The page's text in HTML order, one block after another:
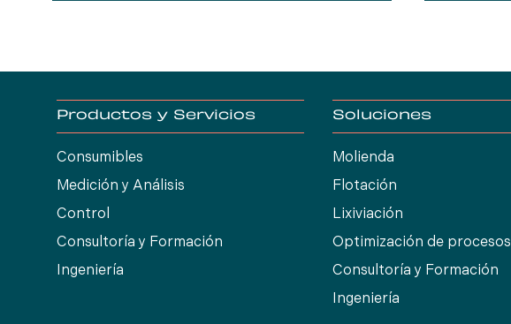
Productos y Servicios
Consumibles
Medición y Análisis
Control
Consultoría y Formación
Ingeniería
Soluciones
Molienda
Flotación
Lixiviación
Optimización de procesos
Consultoría y Formación
Ingeniería